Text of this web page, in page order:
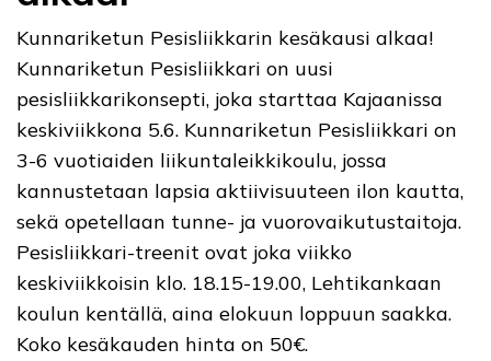
Kunnariketun Pesisliikkarin kesäkausi alkaa!
Kunnariketun Pesisliikkari on uusi
pesisliikkarikonsepti, joka starttaa Kajaanissa
keskiviikkona 5.6. Kunnariketun Pesisliikkari on
3-6 vuotiaiden liikuntaleikkikoulu, jossa
kannustetaan lapsia aktiivisuuteen ilon kautta,
sekä opetellaan tunne- ja vuorovaikutustaitoja.
Pesisliikkari-treenit ovat joka viikko
keskiviikkoisin klo. 18.15-19.00, Lehtikankaan
koulun kentällä, aina elokuun loppuun saakka.
Koko kesäkauden hinta on 50€.